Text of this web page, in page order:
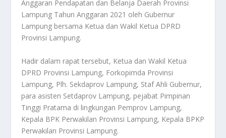
Anggaran Pendapatan dan Belanja Daerah Provinsi
Lampung Tahun Anggaran 2021 oleh Gubernur
Lampung bersama Ketua dan Wakil Ketua DPRD
Provinsi Lampung.
Hadir dalam rapat tersebut, Ketua dan Wakil Ketua
DPRD Provinsi Lampung, Forkopimda Provinsi
Lampung, Plh. Sekdaprov Lampung, Staf Ahli Gubernur,
para asisten Setdaprov Lampung, pejabat Pimpinan
Tinggi Pratama di lingkungan Pemprov Lampung,
Kepala BPK Perwakilan Provinsi Lampung, Kepala BPKP
Perwakilan Provinsi Lampung.